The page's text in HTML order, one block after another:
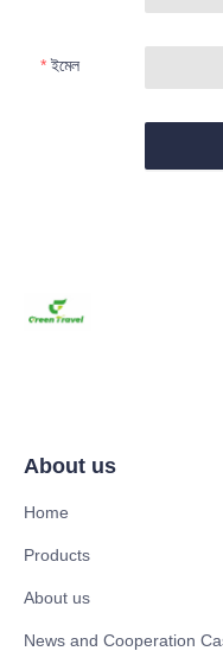
ইমেল
About us
Home
Products
About us
News and Cooperation